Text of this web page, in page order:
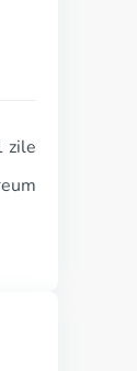
zile